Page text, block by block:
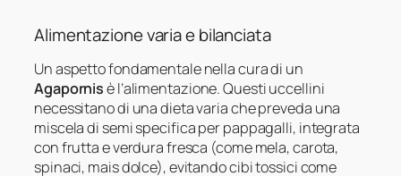
Alimentazione varia e bilanciata
Un aspetto fondamentale nella cura di un
Agapornisè l’alimentazione. Questi uccellini
necessitano di una dieta varia che preveda una
miscela di semi specifica per pappagalli, integrata
con frutta e verdura fresca (come mela, carota,
spinaci, mais dolce), evitando cibi tossici come